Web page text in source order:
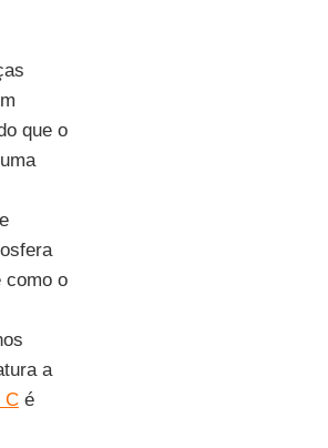
que o
como o
a
Cé